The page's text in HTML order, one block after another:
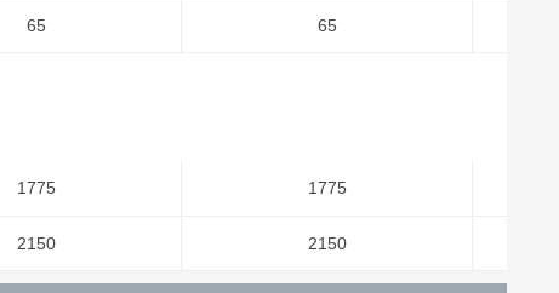
65 65
1775 1775
2150 2150